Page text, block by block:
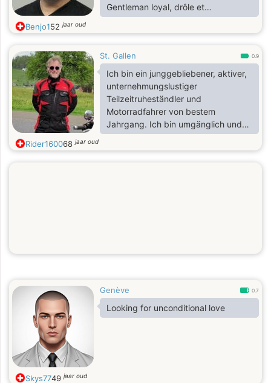
Gentleman loyal, drôle et
communicatif - prêt à partager des
moments sincères et pleins de rires.
YouTube )
Benjo152jaar oud
St. Gallen 0.9
Ich bin ein junggebliebener, aktiver,
unternehmungslustiger
Teilzeitruheständler und
Motorradfahrer von bestem
Jahrgang. Ich bin umgänglich und
zuverlässig und auf der Suche nach
einer Freundschaft, aus der sich
Rider160068jaar oud
Genève 0.7
Looking for unconditional love
Skys7749jaar oud